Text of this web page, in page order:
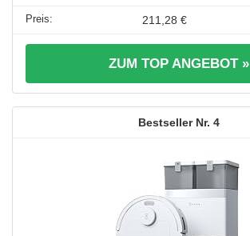
211,28 €
ZUM TOP ANGEBOT »
4